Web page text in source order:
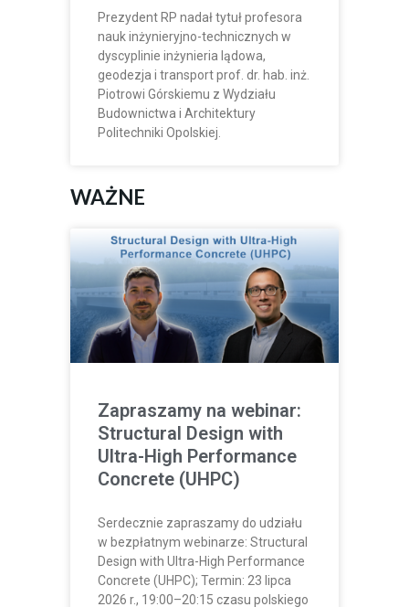
Prezydent RP nadał tytuł profesora
nauk inżynieryjno-technicznych w
dyscyplinie inżynieria lądowa,
geodezja i transport prof. dr. hab. inż.
Piotrowi Górskiemu z Wydziału
Budownictwa i Architektury
Politechniki Opolskiej.
WAŻNE
Zapraszamy na webinar:
Structural Design with
Ultra-High Performance
Concrete (UHPC)
Serdecznie zapraszamy do udziału
w bezpłatnym webinarze: Structural
Design with Ultra-High Performance
Concrete (UHPC); Termin: 23 lipca
2026 r., 19:00–20:15 czasu polskiego